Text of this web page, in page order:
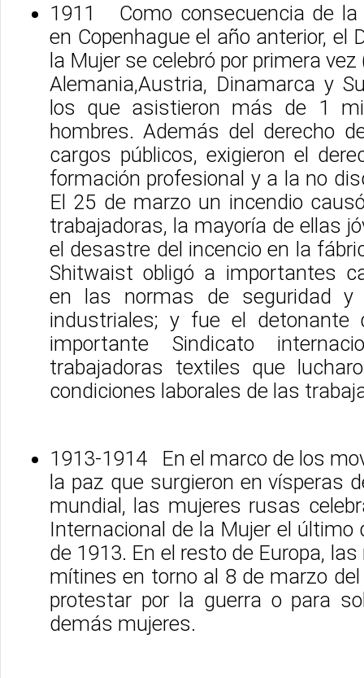
1911 Como consecuencia de la
en Copenhague el año anterior, el
la Mujer se celebró por primera
Alemania,Austria, Dinamarca y
los que asistieron más de 1
hombres. Además del derecho
cargos públicos, exigieron el
formación profesional y a la no
El 25 de marzo un incendio
trabajadoras, la mayoría de ellas
el desastre del incencio en la
Shitwaist obligó a importantes
en las normas de seguridad y
industriales; y fue el detonante
importante Sindicato
trabajadoras textiles que
condiciones laborales de las
1913-1914 En el marco de los
la paz que surgieron en vísperas
mundial, las mujeres rusas
Internacional de la Mujer el último
de 1913. En el resto de Europa,
mítines en torno al 8 de marzo
protestar por la guerra o para
demás mujeres.